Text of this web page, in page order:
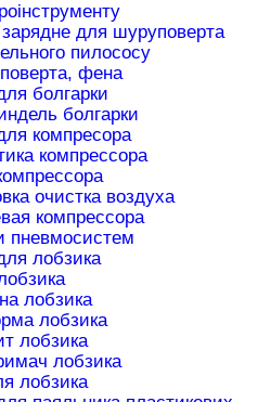
для шуруповерта
пилососу
фена
болгарки
болгарки
компресора
компрессора
очистка воздуха
компрессора
пневмосистем
лобзика
лобзика
лобзика
лобзика
лобзика
лобзика